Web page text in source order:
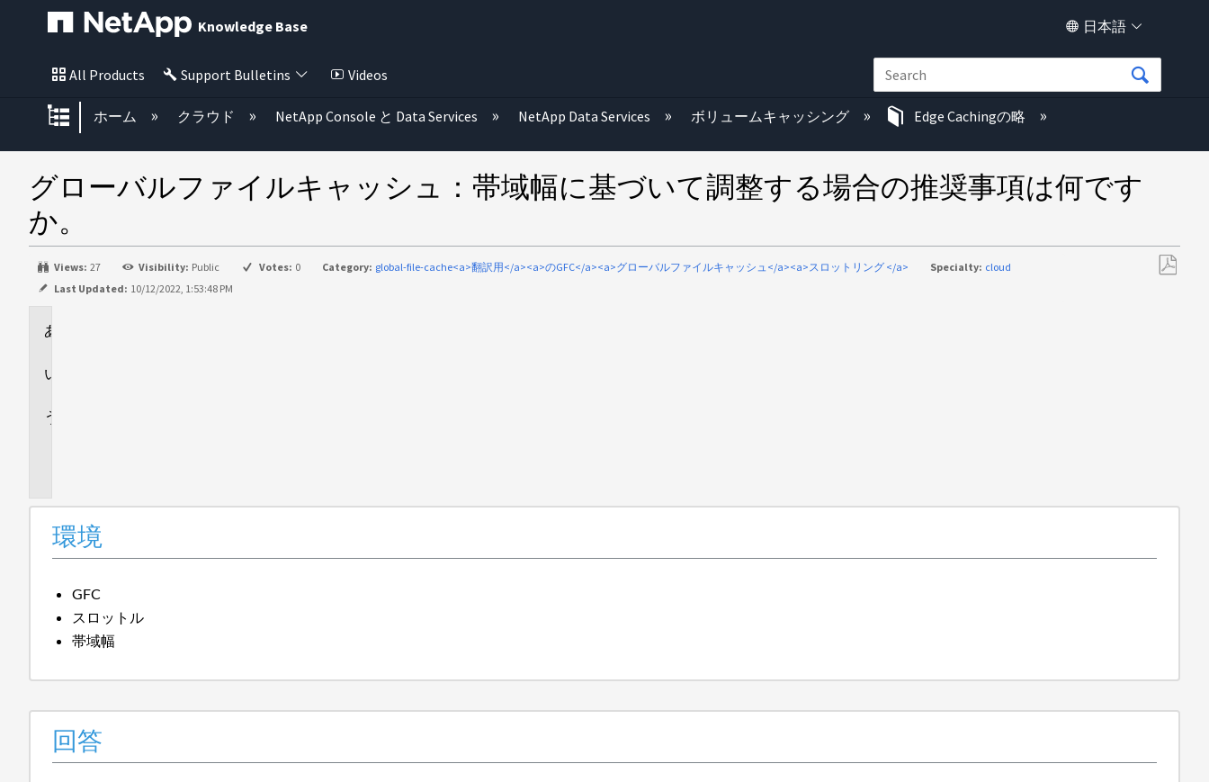
Knowledge Base 日本語
All Products Support Bulletins Videos
グローバル階層を展開/折りたたむ
ホーム クラウド NetApp Console と Data Services NetApp Data Services ボリュームキャッシング Edge Cachingの略
グローバルファイルキャッシュ：帯域幅に基づいて調整する場合の推奨事項は何です
か。
Views: 27 Visibility: Public Votes: 0 Category: global-file-cache<a>翻訳用</a><a>のGFC</a><a>グローバルファイルキャッシュ</a><a>スロットリング </a> Specialty: cloud
Last Updated: 10/12/2022, 1:53:48 PM
環境
GFC
スロットル
帯域幅
回答